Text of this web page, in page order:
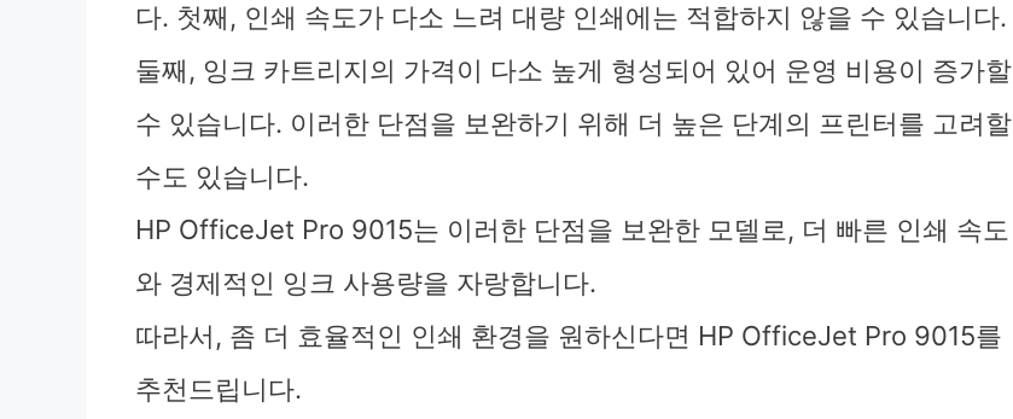
다. 첫째, 인쇄 속도가 다소 느려 대량 인쇄에는 적합하지 않을 수 있습니다.
둘째, 잉크 카트리지의 가격이 다소 높게 형성되어 있어 운영 비용이 증가할
수 있습니다. 이러한 단점을 보완하기 위해 더 높은 단계의 프린터를 고려할
수도 있습니다.
HP OfficeJet Pro 9015는 이러한 단점을 보완한 모델로, 더 빠른 인쇄 속도
와 경제적인 잉크 사용량을 자랑합니다.
따라서, 좀 더 효율적인 인쇄 환경을 원하신다면 HP OfficeJet Pro 9015를
추천드립니다.